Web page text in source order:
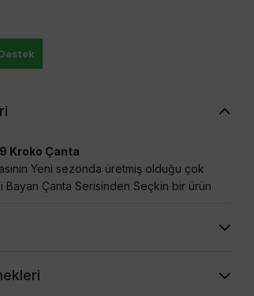
Kroko Çanta
Yeni sezonda üretmiş olduğu çok
Bayan Çanta Serisinden Seçkin bir ürün